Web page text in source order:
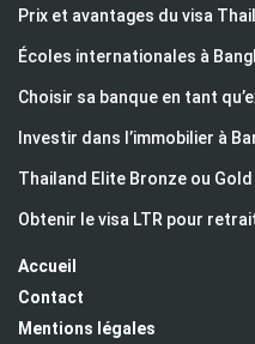
Prix et avantages du visa
Écoles internationales à
Choisir sa banque en tant
Investir dans l’immobilier à
Thailand Elite Bronze ou
Obtenir le visa LTR pour
Accueil
Contact
Mentions légales